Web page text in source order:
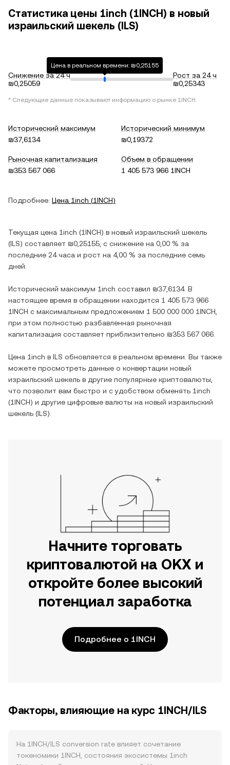
Статистика цены 1inch (1INCH) в новый
израильский шекель (ILS)
Снижение за 24 ч
₪0,25059
Цена в реальном времени: ₪0,25155
Рост за 24 ч
₪0,25343
* Следующие данные показывают информацию о рынке 1INCH.
Исторический максимум
₪37,6134
Исторический минимум
₪0,19372
Рыночная капитализация
₪353 567 066
Объем в обращении
1 405 573 966 1INCH
Подробнее: Цена 1inch (1INCH)
Текущая цена 1inch (1INCH) в новый израильский шекель
(ILS) составляет ₪0,25155 , c снижение на 0,00 % за
последние 24 часа и рост на 4,00 % за последние семь
дней.
Исторический максимум 1inch составил ₪37,6134. В
настоящее время в обращении находится 1 405 573 966
1INCH с максимальным предложением 1 500 000 000 1INCH
при этом полностью разбавленная рыночная
капитализация составляет приблизительно ₪353 567 066
Цена 1inch в ILS обновляется в реальном времени. Вы также
можете просмотреть данные о конвертации новый
израильский шекель в другие популярные криптовалюты,
что позволит вам быстро и с удобством обменять 1inch
(1INCH) и другие цифровые валюты на новый израильский
шекель (ILS).
Начните торговать
криптовалютой на OKX и
откройте более высокий
потенциал заработка
Подробнее о 1INCH
Факторы, влияющие на курс 1INCH/ILS
На 1INCH/ILS conversion rate влияет сочетание
токеномики 1INCH, состояния экосистемы 1inch